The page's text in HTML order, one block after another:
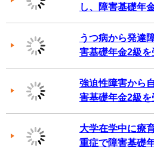
し、障害基礎年
うつ病から発達
害基礎年金2級を
強迫性障害から
害基礎年金2級を
大学在学中に療
重症で障害基礎